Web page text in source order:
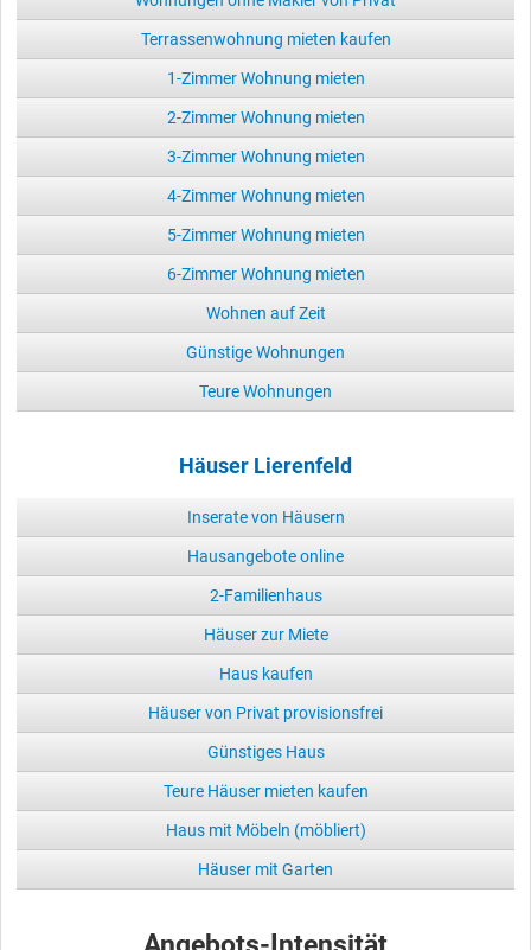
Terrassenwohnung mieten kaufen
1-Zimmer Wohnung mieten
2-Zimmer Wohnung mieten
3-Zimmer Wohnung mieten
4-Zimmer Wohnung mieten
5-Zimmer Wohnung mieten
6-Zimmer Wohnung mieten
Wohnen auf Zeit
Günstige Wohnungen
Teure Wohnungen
Häuser Lierenfeld
Inserate von Häusern
Hausangebote online
2-Familienhaus
Häuser zur Miete
Haus kaufen
Häuser von Privat provisionsfrei
Günstiges Haus
Teure Häuser mieten kaufen
Haus mit Möbeln (möbliert)
Häuser mit Garten